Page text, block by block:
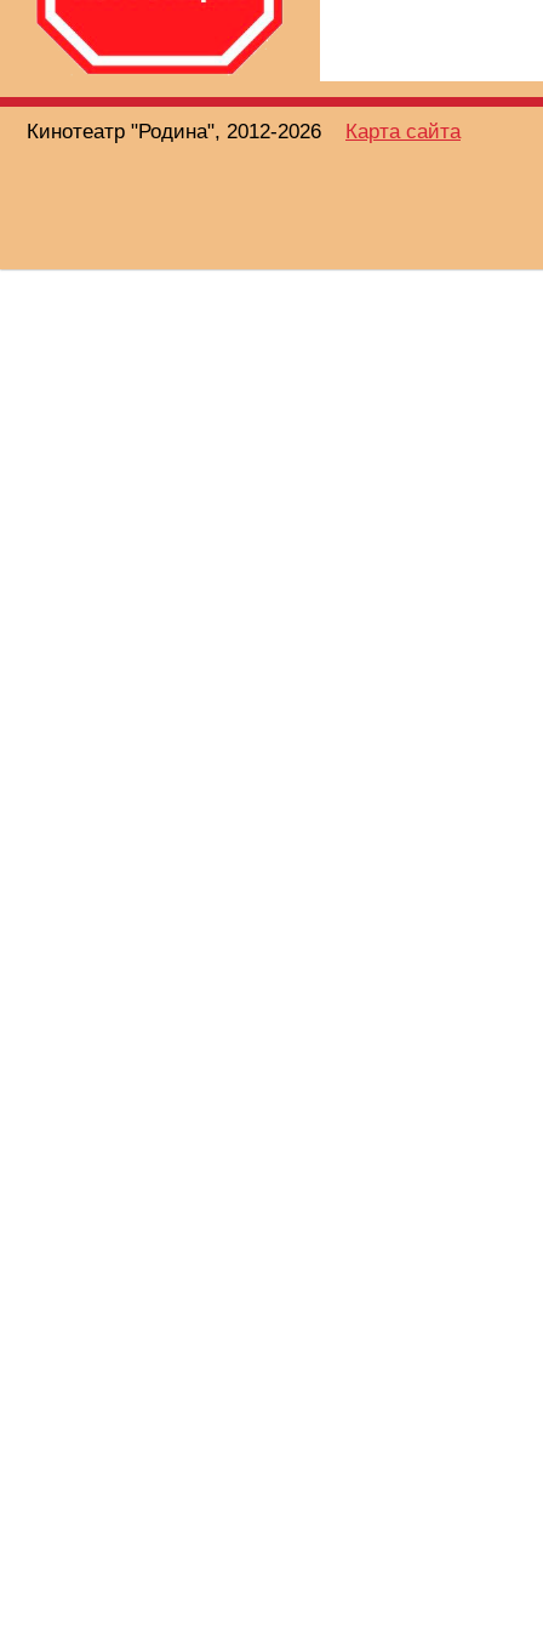
Кинотеатр "Родина", 2012-2026 Карта сайта